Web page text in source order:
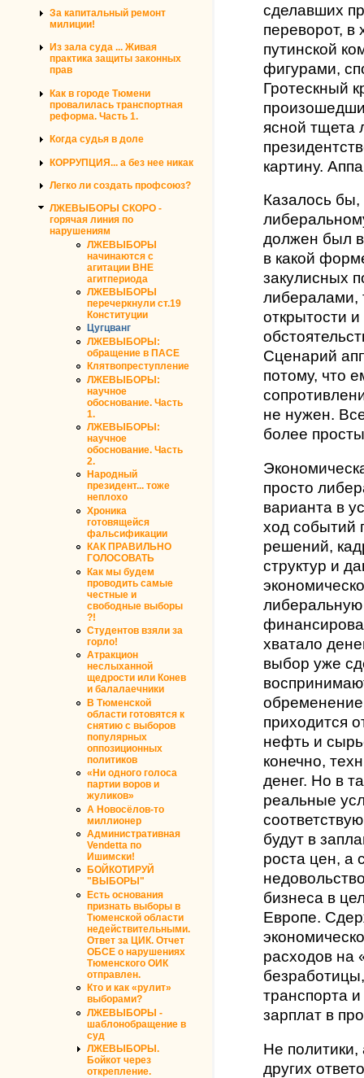
За капитальный ремонт
милиции!
Из зала суда ... Живая
практика защиты законных
прав
Как в городе Тюмени
провалилась транспортная
реформа. Часть 1.
Когда судья в доле
КОРРУПЦИЯ... а без нее никак
Легко ли создать профсоюз?
ЛЖЕВЫБОРЫ СКОРО -
горячая линия по
нарушениям
ЛЖЕВЫБОРЫ
начинаются с
агитации ВНЕ
агитпериода
ЛЖЕВЫБОРЫ
перечеркнули ст.19
Конституции
Цугцванг
ЛЖЕВЫБОРЫ:
обращение в ПАСЕ
Клятвопреступление
ЛЖЕВЫБОРЫ:
научное
обоснование. Часть
1.
ЛЖЕВЫБОРЫ:
научное
обоснование. Часть
2.
Народный
президент... тоже
неплохо
Хроника
готовящейся
фальсификации
КАК ПРАВИЛЬНО
ГОЛОСОВАТЬ
Как мы будем
проводить самые
честные и
свободные выборы
?!
Студентов взяли за
горло!
Атракцион
неслыханной
щедрости или Конев
и балалаечники
В Тюменской
области готовятся к
снятию с выборов
популярных
оппозиционных
политиков
«Ни одного голоса
партии воров и
жуликов»
А Новосёлов-то
миллионер
Административная
Vendetta по
Ишимски!
БОЙКОТИРУЙ
"ВЫБОРЫ"
Есть основания
признать выборы в
Тюменской области
недействительными.
Ответ за ЦИК. Отчет
ОБСЕ о нарушениях
Тюменского ОИК
отправлен.
Кто и как «рулит»
выборами?
ЛЖЕВЫБОРЫ -
шаблонобращение в
суд
ЛЖЕВЫБОРЫ.
Бойкот через
открепление.
сделавших
переворот, в
путинской
фигурами,
Гротескный
ясной тщета
картину.
Казалось бы,
должен был
в какой
закулисных
либералами,
открытости
Сценарий
потому, что
не нужен.
более
просто
варианта в
ход событий
решений,
структур и
либеральную
хватало
выбор уже
приходится
нефть и
конечно,
денег. Но в
реальные
будут в
роста цен, а
бизнеса в
Европе.
расходов на
транспорта
зарплат в
Не политики,
других